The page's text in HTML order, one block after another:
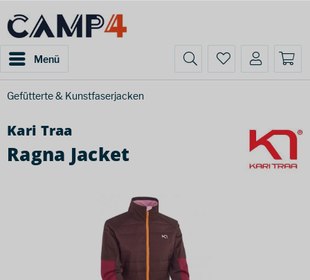
Menü
Gefütterte & Kunstfaserjacken
Kari Traa
Ragna Jacket